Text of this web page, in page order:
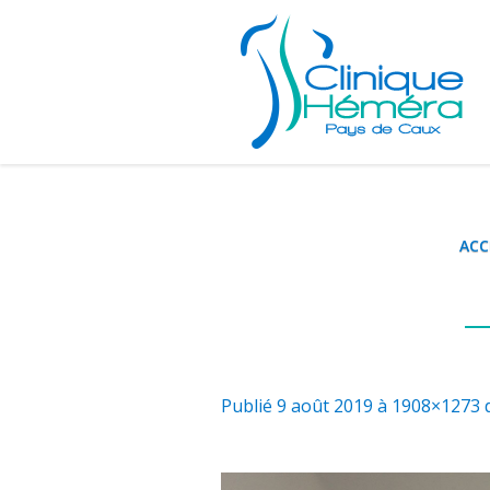
Publié 9 août 2019 à 1908×1273